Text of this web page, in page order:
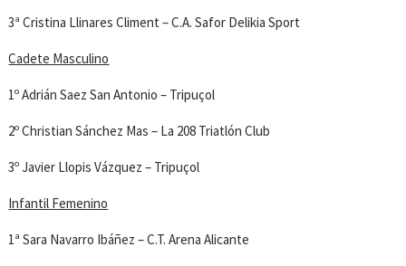
3ª Cristina Llinares Climent – C.A. Safor Delikia Sport
Cadete Masculino
1º Adrián Saez San Antonio – Tripuçol
2º Christian Sánchez Mas – La 208 Triatlón Club
3º Javier Llopis Vázquez – Tripuçol
Infantil Femenino
1ª Sara Navarro Ibáñez – C.T. Arena Alicante